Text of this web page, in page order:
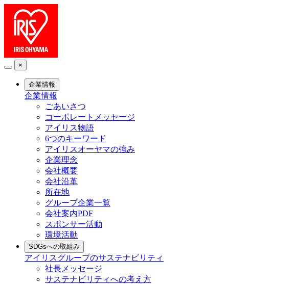
×
企業情報
企業情報
ごあいさつ
コーポレートメッセージ
アイリス物語
6つのキーワード
アイリスオーヤマの強み
企業理念
会社概要
会社沿革
所在地
グループ企業一覧
会社案内PDF
スポンサー活動
環境活動
SDGsへの取組み
アイリスグループのサステナビリティ
社長メッセージ
サステナビリティへの考え方